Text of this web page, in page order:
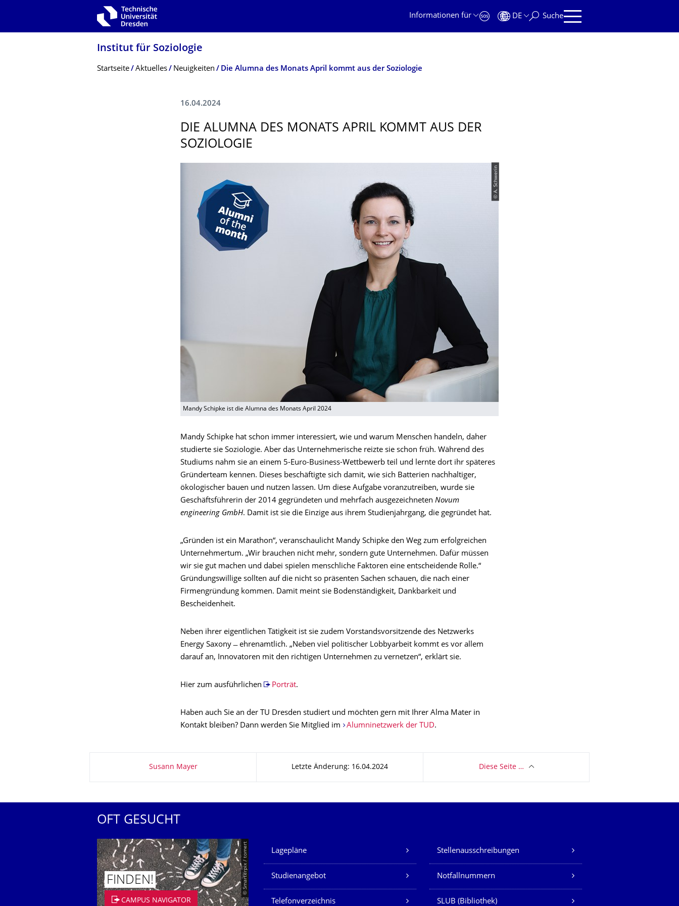
Zur Hauptnavigation springen
Informationen für
DE Suche
Institut für Soziologie
Breadcrumb-Menü
Startseite Aktuelles Neuigkeiten Die Alumna des Monats April kommt aus der Soziologie
16.04.2024
DIE ALUMNA DES MONATS APRIL KOMMT AUS DER
SOZIOLOGIE
© A. Schwerin
Mandy Schipke ist die Alumna des Monats April 2024
Mandy Schipke hat schon immer interessiert, wie und warum Menschen handeln, daher
studierte sie Soziologie. Aber das Unternehmerische reizte sie schon früh. Während des
Studiums nahm sie an einem 5-Euro-Business-Wettbewerb teil und lernte dort ihr späteres
Gründerteam kennen. Dieses beschäftigte sich damit, wie sich Batterien nachhaltiger,
ökologischer bauen und nutzen lassen. Um diese Aufgabe voranzutreiben, wurde sie
Geschäftsführerin der 2014 gegründeten und mehrfach ausgezeichneten Novum
engineering GmbH. Damit ist sie die Einzige aus ihrem Studienjahrgang, die gegründet hat.
„Gründen ist ein Marathon“, veranschaulicht Mandy Schipke den Weg zum erfolgreichen
Unternehmertum. „Wir brauchen nicht mehr, sondern gute Unternehmen. Dafür müssen
wir sie gut machen und dabei spielen menschliche Faktoren eine entscheidende Rolle.“
Gründungswillige sollten auf die nicht so präsenten Sachen schauen, die nach einer
Firmengründung kommen. Damit meint sie Bodenständigkeit, Dankbarkeit und
Bescheidenheit.
Neben ihrer eigentlichen Tätigkeit ist sie zudem Vorstandsvorsitzende des Netzwerks
Energy Saxony ̶ ehrenamtlich. „Neben viel politischer Lobbyarbeit kommt es vor allem
darauf an, Innovatoren mit den richtigen Unternehmen zu vernetzen“, erklärt sie.
Hier zum ausführlichen Porträt.
Haben auch Sie an der TU Dresden studiert und möchten gern mit Ihrer Alma Mater in
Kontakt bleiben? Dann werden Sie Mitglied im
Alumninetzwerk der TUD.
Susann Mayer Letzte Änderung: 16.04.2024 Diese Seite …
OFT GESUCHT
© Smarterpix / tomert
FINDEN!
CAMPUS NAVIGATOR
Unsere Dienste
Lagepläne Stellenausschreibungen
Studienangebot Notfallnummern
Telefonverzeichnis SLUB (Bibliothek)